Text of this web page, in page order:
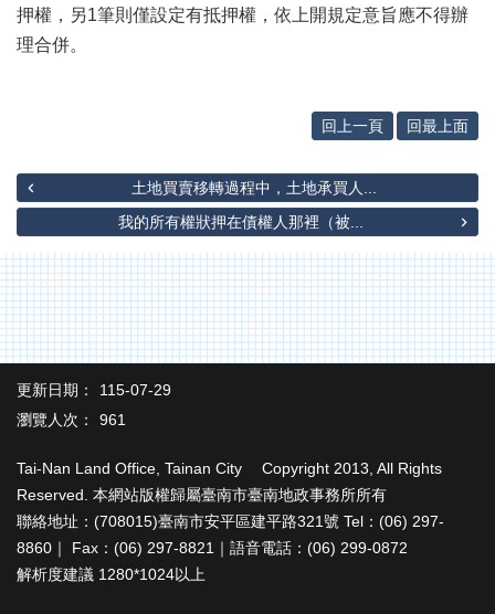
介
線
查
詢
便
民
服
務
民
交
流
下
專
區
主
押權，另1筆則僅設定有抵押權，依上開規定意旨應不得辦
理合併。
回上一頁 回最上面
土地買賣移轉過程中，土地承買人...
我的所有權狀押在債權人那裡（被...
更新日期：
115-07-29
瀏覽人次：
961
Tai-Nan Land Office, Tainan City Copyright 2013, All Rights
Reserved. 本網站版權歸屬臺南市臺南地政事務所所有
聯絡地址：(708015)臺南市安平區建平路321號 Tel：(06) 297-
8860｜ Fax：(06) 297-8821｜語音電話：(06) 299-0872
解析度建議 1280*1024以上